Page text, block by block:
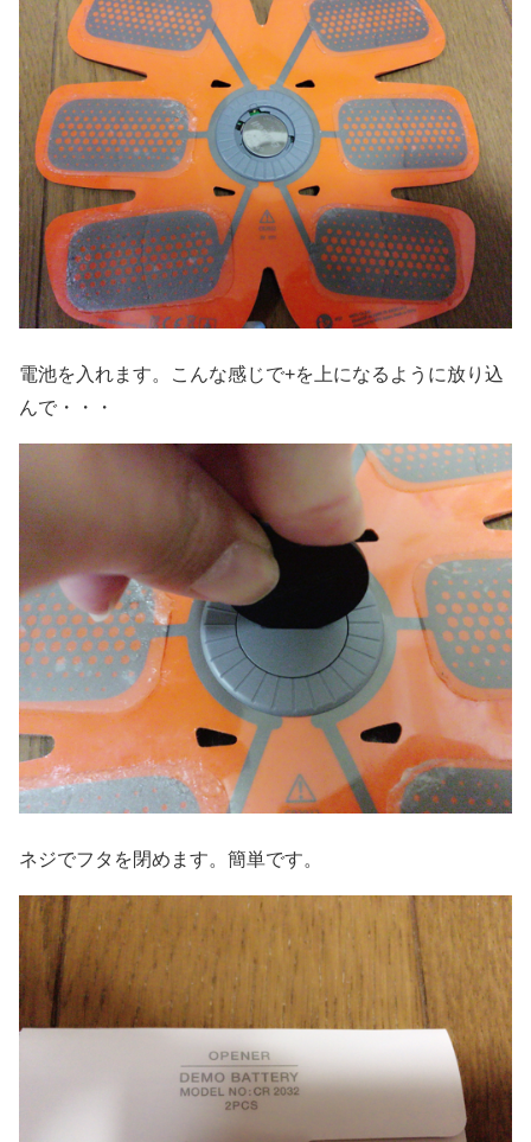
電池を入れます。こんな感じで+を上になるように放り込
んで・・・
ネジでフタを閉めます。簡単です。